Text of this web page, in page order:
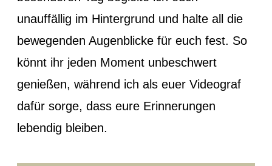
unauffällig im Hintergrund und halte all die
bewegenden Augenblicke für euch fest. So
könnt ihr jeden Moment unbeschwert
genießen, während ich als euer Videograf
dafür sorge, dass eure Erinnerungen
lebendig bleiben.